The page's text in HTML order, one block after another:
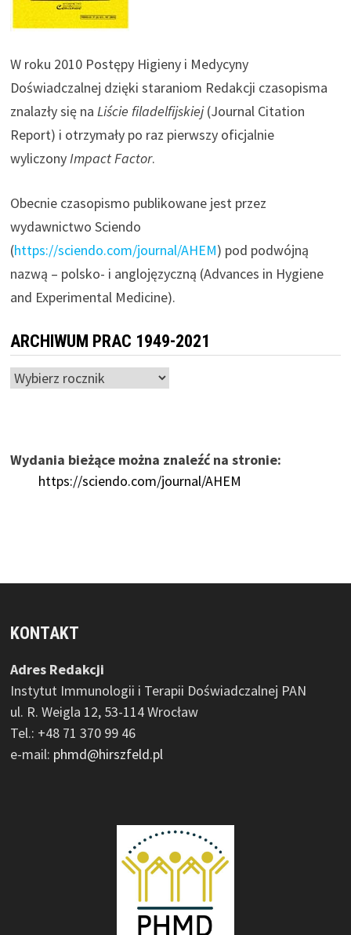
W roku 2010 Postępy Higieny i Medycyny
Doświadczalnej dzięki staraniom Redakcji czasopisma
znalazły się na Liście filadelfijskiej(Journal Citation
Report) i otrzymały po raz pierwszy oficjalnie
wyliczonyImpact Factor.
Obecnie czasopismo publikowane jest przez
wydawnictwo Sciendo
(https://sciendo.com/journal/AHEM) pod podwójną
nazwą – polsko- i anglojęzyczną (Advances in Hygiene
and Experimental Medicine).
ARCHIWUM PRAC 1949-2021
Wydania bieżące można znaleźć na stronie:
https://sciendo.com/journal/AHEM
KONTAKT
Adres Redakcji
Instytut Immunologii i Terapii Doświadczalnej PAN
ul. R. Weigla 12, 53-114 Wrocław
Tel.: +48 71 370 99 46
e-mail: phmd@hirszfeld.pl